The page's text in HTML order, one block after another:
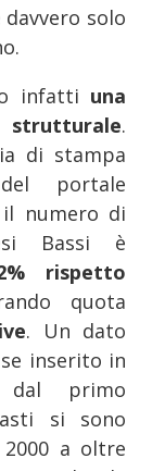
solo
infatti una
.
di stampa
portale
numero di
Bassi è
rispetto
quota
. Un dato
inserito in
dal primo
si sono
a oltre